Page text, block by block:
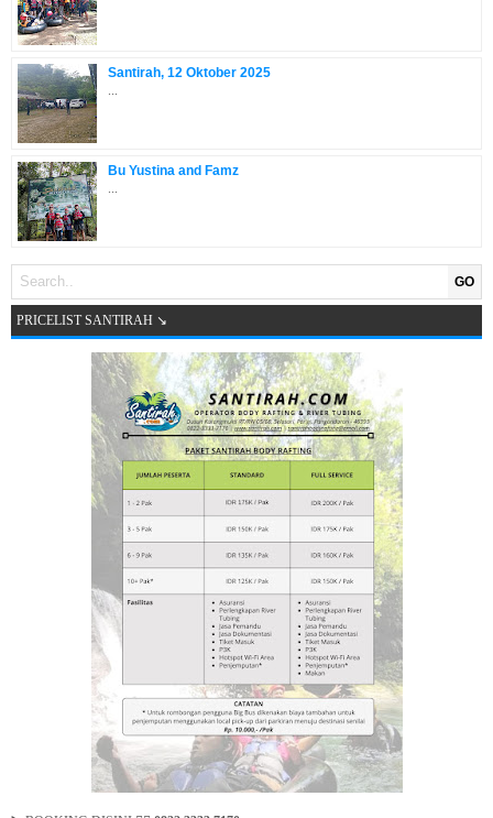
Santirah, 12 Oktober 2025
Bu Yustina and Famz
GO
PRICELIST SANTIRAH ↘️